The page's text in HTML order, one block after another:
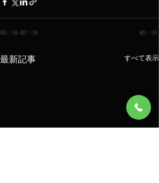
最新記事 すべて表示